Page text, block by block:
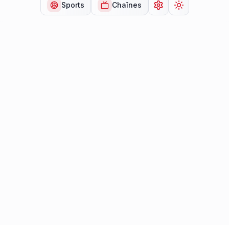
Sports Chaînes Ouvrir lesChanger de